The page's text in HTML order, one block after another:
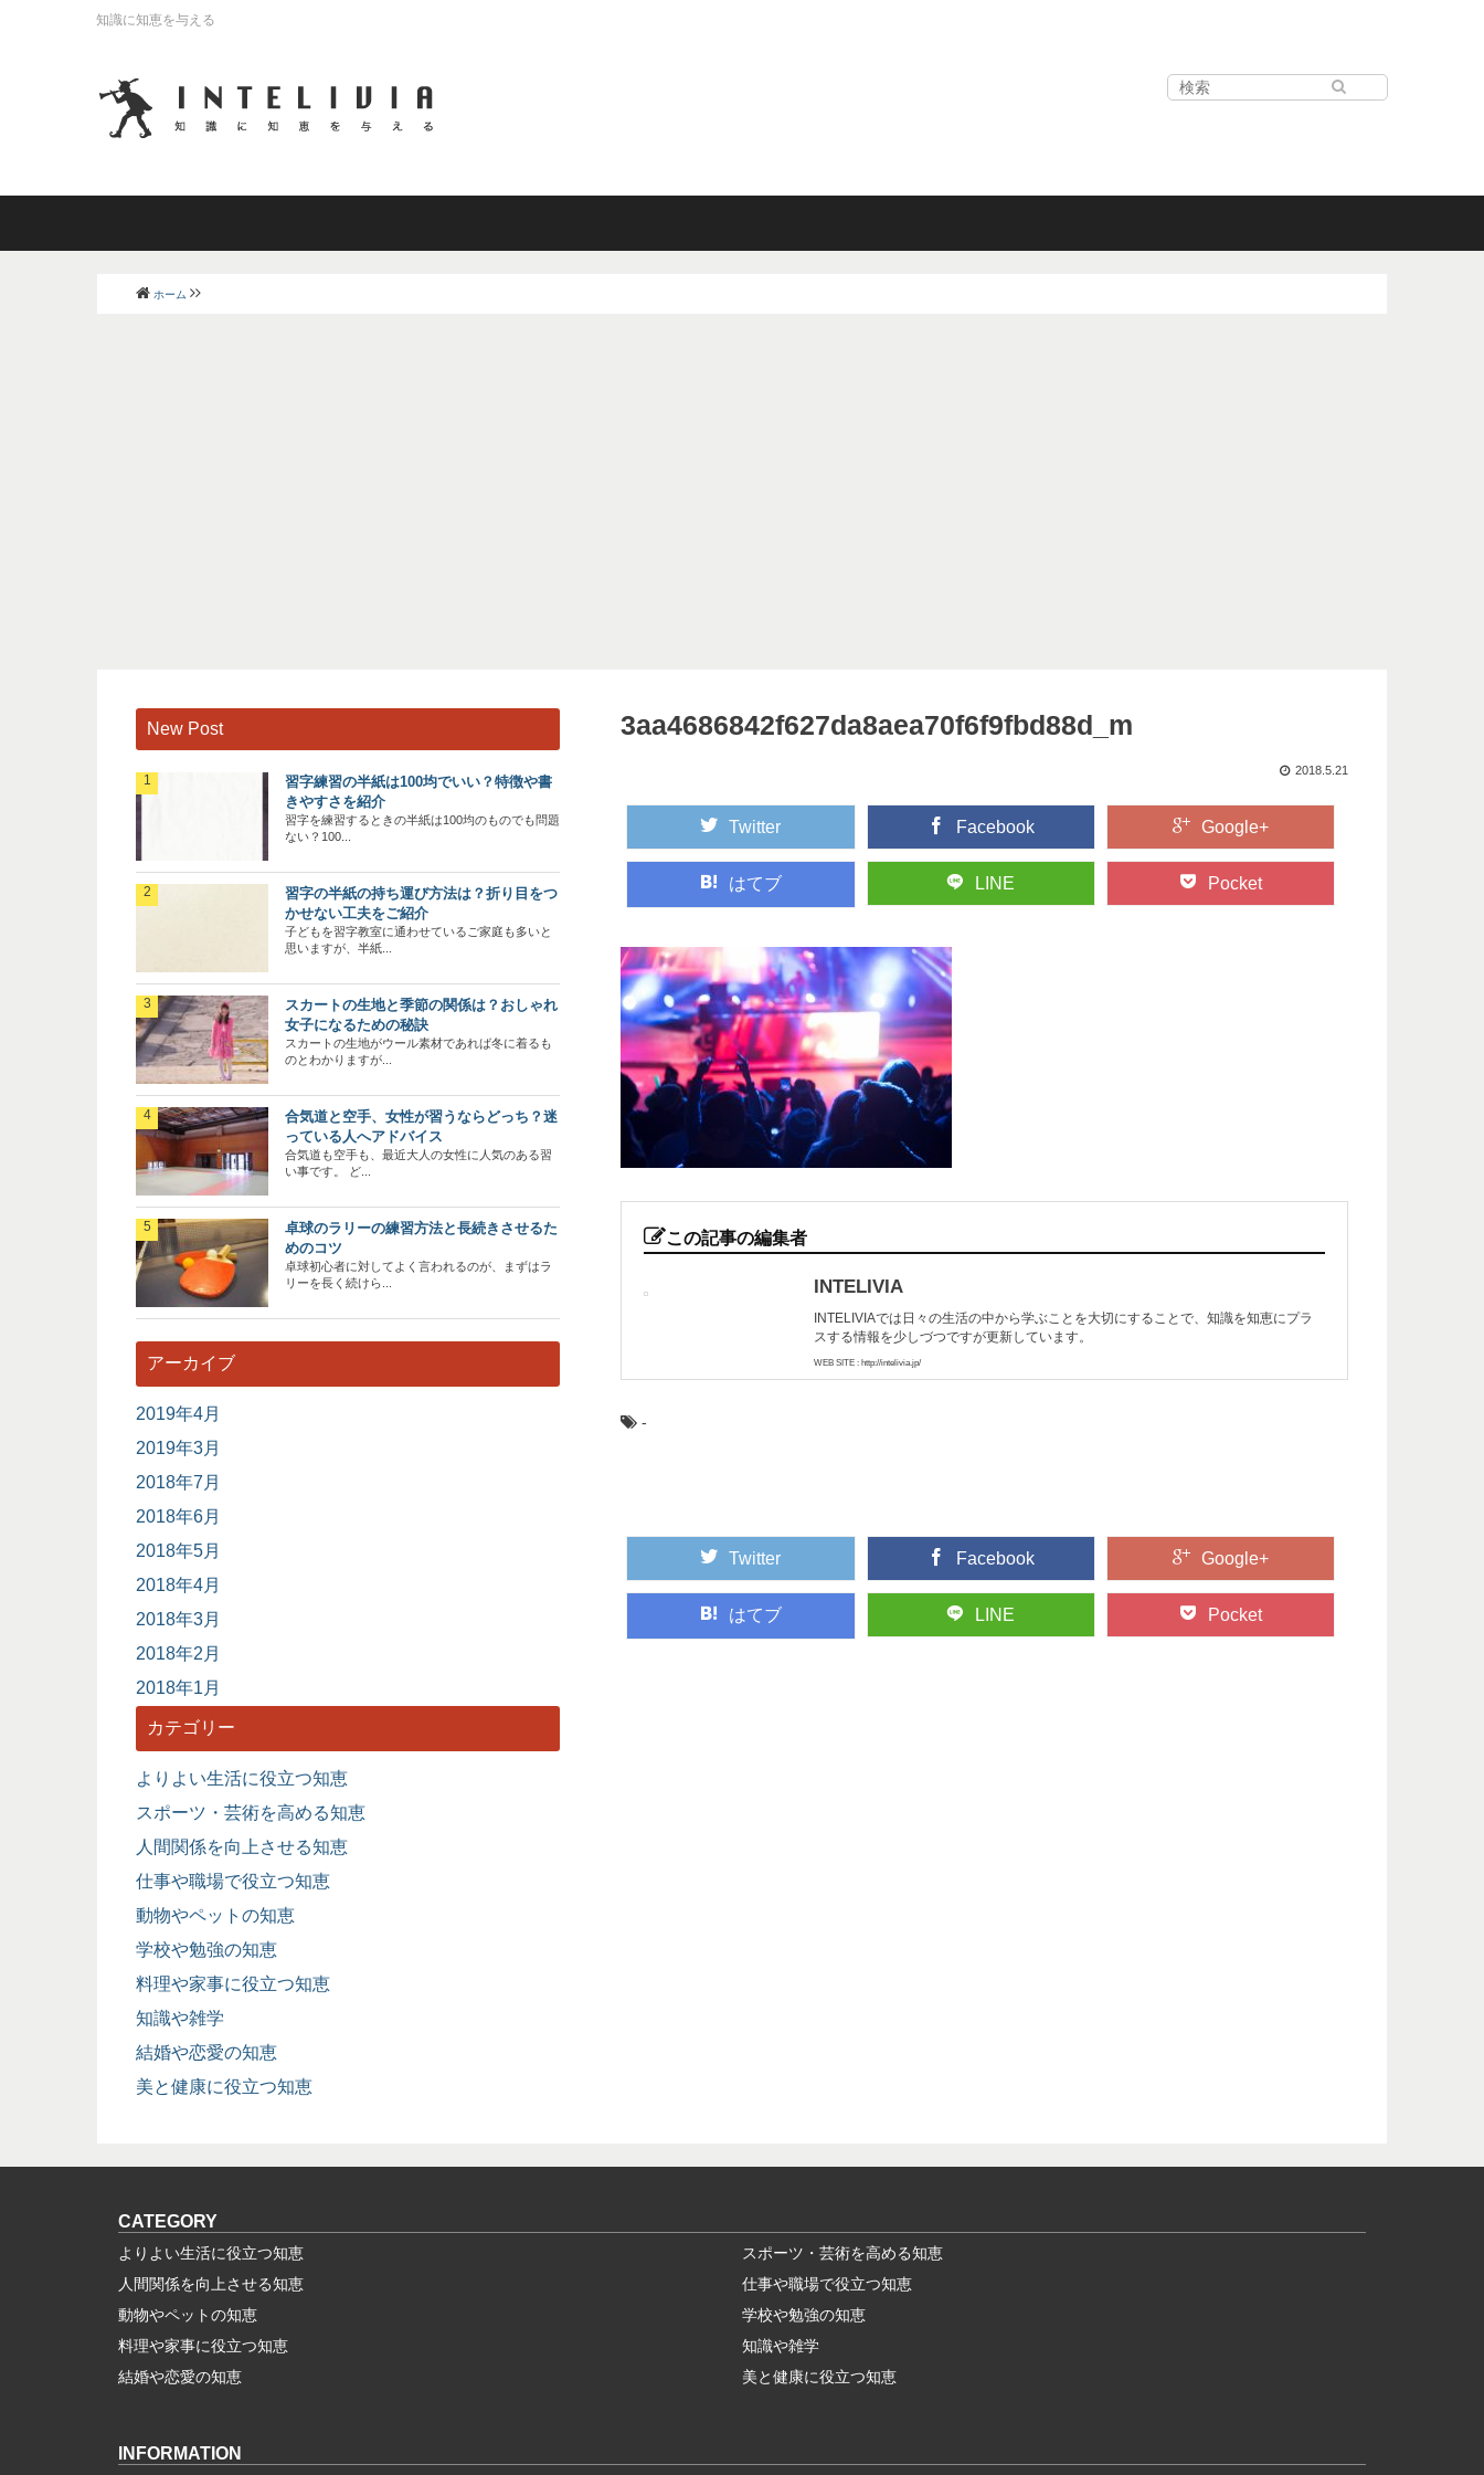
知識に知恵を与える
ホーム
3aa4686842f627da8aea70f6f9fbd88d_m
2018.5.21
Twitter Facebook Google+
はてブ LINE Pocket
この記事の編集者
INTELIVIA
INTELIVIAでは日々の生活の中から学ぶことを大切にすることで、知識を知恵にプラ
スする情報を少しづつですが更新しています。
WEB SITE : http://intelivia.jp/
-
Twitter Facebook Google+
はてブ LINE Pocket
New Post
習字練習の半紙は100均でいい？特徴や書
きやすさを紹介
習字を練習するときの半紙は100均のものでも問題
ない？100...
習字の半紙の持ち運び方法は？折り目をつ
かせない工夫をご紹介
子どもを習字教室に通わせているご家庭も多いと
思いますが、半紙...
スカートの生地と季節の関係は？おしゃれ
女子になるための秘訣
スカートの生地がウール素材であれば冬に着るも
のとわかりますが...
合気道と空手、女性が習うならどっち？迷
っている人へアドバイス
合気道も空手も、最近大人の女性に人気のある習
い事です。 ど...
卓球のラリーの練習方法と長続きさせるた
めのコツ
卓球初心者に対してよく言われるのが、まずはラ
リーを長く続けら...
アーカイブ
2019年4月
2019年3月
2018年7月
2018年6月
2018年5月
2018年4月
2018年3月
2018年2月
2018年1月
カテゴリー
よりよい生活に役立つ知恵
スポーツ・芸術を高める知恵
人間関係を向上させる知恵
仕事や職場で役立つ知恵
動物やペットの知恵
学校や勉強の知恵
料理や家事に役立つ知恵
知識や雑学
結婚や恋愛の知恵
美と健康に役立つ知恵
CATEGORY
よりよい生活に役立つ知恵
スポーツ・芸術を高める知恵
人間関係を向上させる知恵
仕事や職場で役立つ知恵
動物やペットの知恵
学校や勉強の知恵
料理や家事に役立つ知恵
知識や雑学
結婚や恋愛の知恵
美と健康に役立つ知恵
INFORMATION